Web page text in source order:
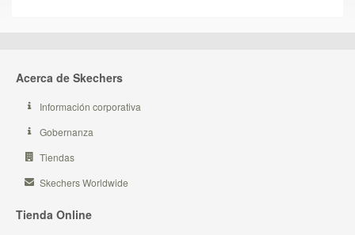
Acerca de Skechers
Información corporativa
Gobernanza
Tiendas
Skechers Worldwide
Tienda Online